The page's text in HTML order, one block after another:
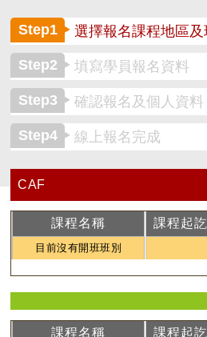
Step1 選擇報名課程地區及
Step2 填寫學員報名資料
Step3 確認報名及個人資料
Step4 線上報名完成
CAF
課程起
課程名稱
目前沒有開班班別
課程起
課程名稱